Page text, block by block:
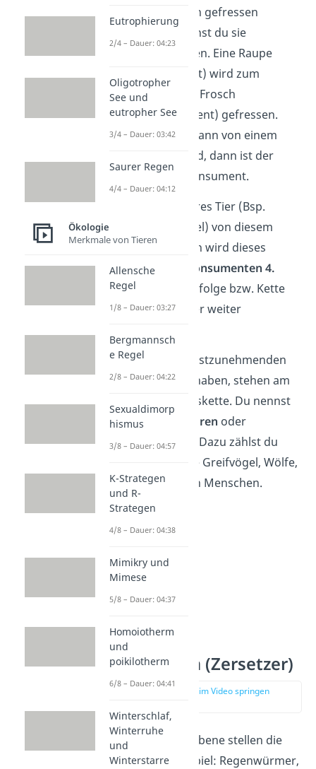
von anderen Tieren gefressen
werden, dann nennst du sie
Tertiärkonsumenten. Eine Raupe
(Primärkonsument) wird zum
Beispiel von einem Frosch
(Sekundärkonsument) gefressen.
Wenn der Frosch dann von einem
Adler verspeist wird, dann ist der
Adler der Tertiärkonsument.
Falls sich ein weiteres Tier (Bsp.
größerer Greifvogel) von diesem
Adler ernährt, dann wird dieses
Lebewesen zum
Konsumenten 4.
Ordnung
. Diese Abfolge bzw. Kette
kannst du so immer weiter
Tiere, die keine ernstzunehmenden
Fressfeinde mehr haben, stehen am
Ende der Nahrungskette. Du nennst
sieSpitzenprädatoren oder
Endkonsumenten
. Dazu zählst du
zum Beispiel große Greifvögel, Wölfe,
Tiger und auch den Menschen.
Destruenten (Zersetzer)
zur Stelle im Video springen
Die letzte Trophieebene stellen die
Destruenten (Beispiel: Regenwürmer,
Eutrophierung
2/4 – Dauer: 04:23
Oligotropher
See und
eutropher See
3/4 – Dauer: 03:42
Saurer Regen
4/4 – Dauer: 04:12
Ökologie
Merkmale von Tieren
Allensche
Regel
1/8 – Dauer: 03:27
Bergmannsch
e Regel
2/8 – Dauer: 04:22
Sexualdimorp
hismus
3/8 – Dauer: 04:57
K-Strategen
und R-
Strategen
4/8 – Dauer: 04:38
Mimikry und
Mimese
5/8 – Dauer: 04:37
Homoiotherm
und
poikilotherm
6/8 – Dauer: 04:41
Winterschlaf,
Winterruhe
und
Winterstarre